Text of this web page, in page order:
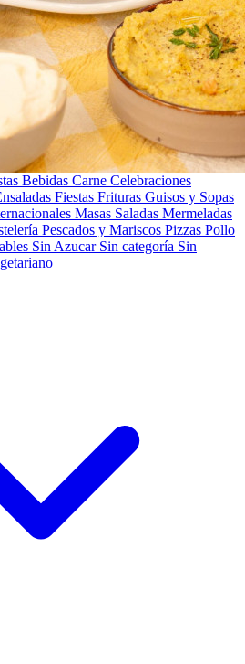
Bebidas Carne Celebraciones
Fiestas Frituras Guisos y Sopas
Masas Saladas Mermeladas
Pescados y Mariscos Pizzas Pollo
Sin Azucar Sin categoría Sin